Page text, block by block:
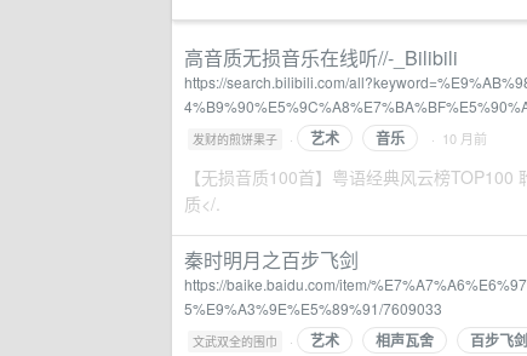
高音质无损音乐在线听//-_Bilibili
https://search.bilibili.com/
发财的煎饼果子 · 艺术 音乐 · 10 月前
【无损音质100首】粤语经典风云榜
质</.
秦时明月之百步飞剑
https://baike.baidu.com/item/
5%E9%A3%9E%E5%89%91/7609033
文武双全的围巾 · 艺术 相声瓦舍 百步飞剑